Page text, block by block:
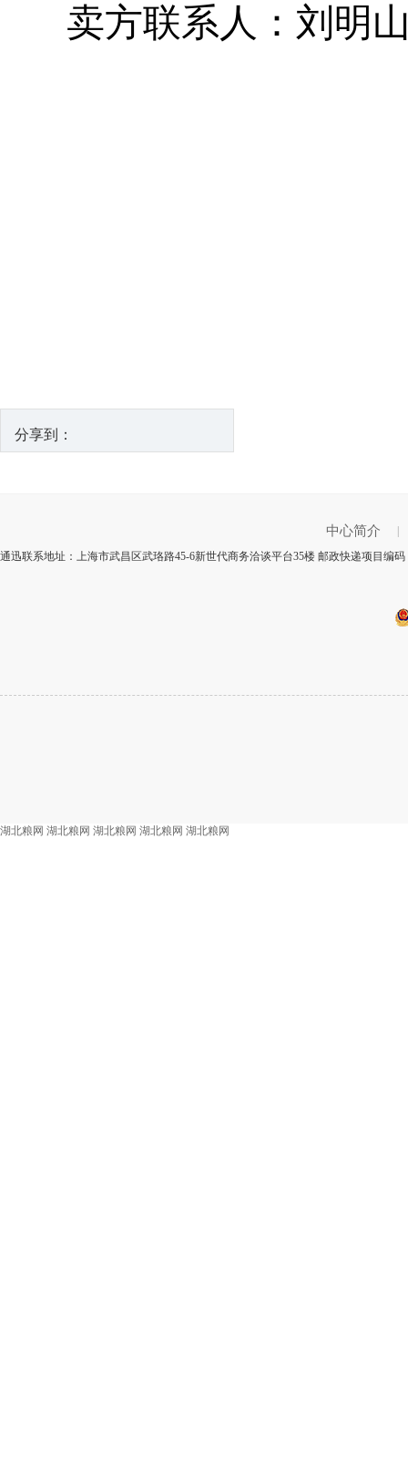
卖方联系人：刘明
分享到：
中心简介
通迅联系地址：上海市武昌区武珞路45-6新世代商务洽谈平台35楼 邮政快递项目编
湖北粮网 湖北粮网 湖北粮网 湖北粮网 湖北粮网